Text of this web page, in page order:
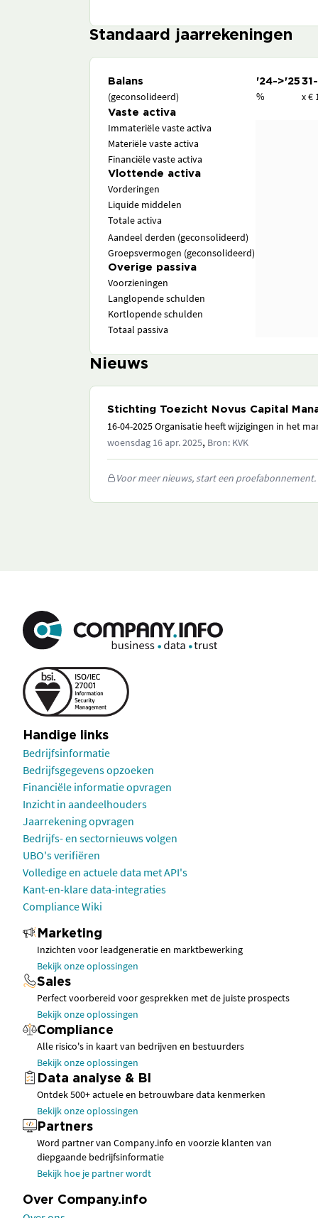
Standaard jaarrekeningen
Balans '24->'25
(geconsolideerd) % x €
Vaste activa
Immateriële vaste activa
Materiële vaste activa
Financiële vaste activa
Vlottende activa
Vorderingen
Liquide middelen
Totale activa
Aandeel derden (geconsolideerd)
Groepsvermogen (geconsolideerd)
Overige passiva
Voorzieningen
Langlopende schulden
Kortlopende schulden
Totaal passiva
Nieuws
Stichting Toezicht Novus Capital
16-04-2025 Organisatie heeft wijzigingen in het
woensdag 16 apr. 2025, Bron: KVK
Voor meer nieuws, start een proefabonnement.
Handige links
Bedrijfsinformatie
Bedrijfsgegevens opzoeken
Financiële informatie opvragen
Inzicht in aandeelhouders
Jaarrekening opvragen
Bedrijfs- en sectornieuws volgen
UBO's verifiëren
Volledige en actuele data met API's
Kant-en-klare data-integraties
Compliance Wiki
Marketing
Inzichten voor leadgeneratie en marktbewerking
Bekijk onze oplossingen
Sales
Perfect voorbereid voor gesprekken met de juiste prospects
Bekijk onze oplossingen
Compliance
Alle risico's in kaart van bedrijven en bestuurders
Bekijk onze oplossingen
Data analyse & BI
Ontdek 500+ actuele en betrouwbare data kenmerken
Bekijk onze oplossingen
Partners
Word partner van Company.info en voorzie klanten van
diepgaande bedrijfsinformatie
Bekijk hoe je partner wordt
Over Company.info